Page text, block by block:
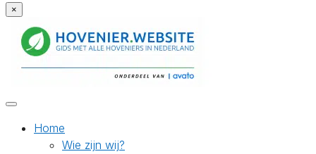
×
Home
Wie zijn wij?